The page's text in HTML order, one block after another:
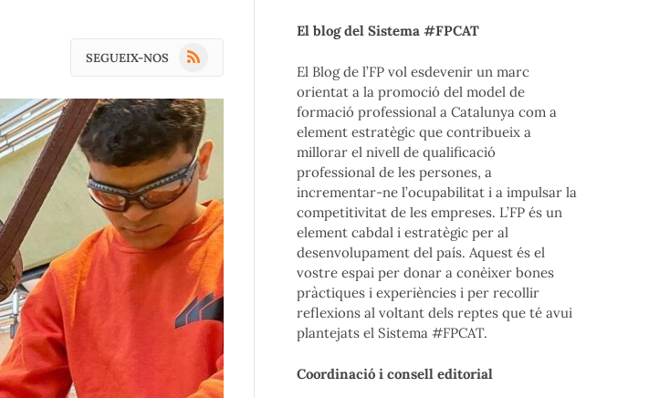
SEGUEIX-NOS RSS
El blog del Sistema #FPCAT
El Blog de l’FP vol esdevenir un marc
orientat a la promoció del model de
formació professional a Catalunya com a
element estratègic que contribueix a
millorar el nivell de qualificació
professional de les persones, a
incrementar-ne l’ocupabilitat i a impulsar la
competitivitat de les empreses. L’FP és un
element cabdal i estratègic per al
desenvolupament del país. Aquest és el
vostre espai per donar a conèixer bones
pràctiques i experiències i per recollir
reflexions al voltant dels reptes que té avui
plantejats el Sistema #FPCAT.
Coordinació i consell editorial